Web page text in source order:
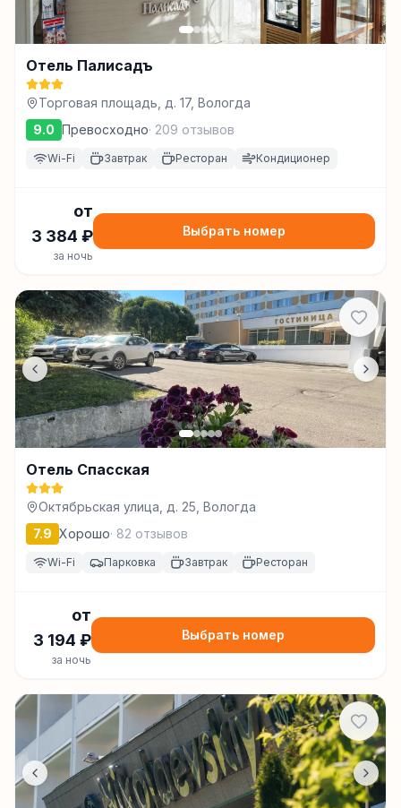
Отель Палисадъ
Торговая площадь, д. 17, Вологда
9.0 Превосходно· 209 отзывов
Wi-Fi Завтрак Ресторан Кондиционер
от
3 384 ₽
за ночь
Выбрать номер
Отель Спасская
Октябрьская улица, д. 25, Вологда
7.9 Хорошо· 82 отзывов
Wi-Fi Парковка Завтрак Ресторан
от
3 194 ₽
за ночь
Выбрать номер